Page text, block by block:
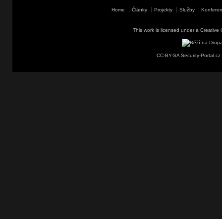
Home Články Projekty Služby
This work is licensed under a Creative
CC-BY-SA Security-